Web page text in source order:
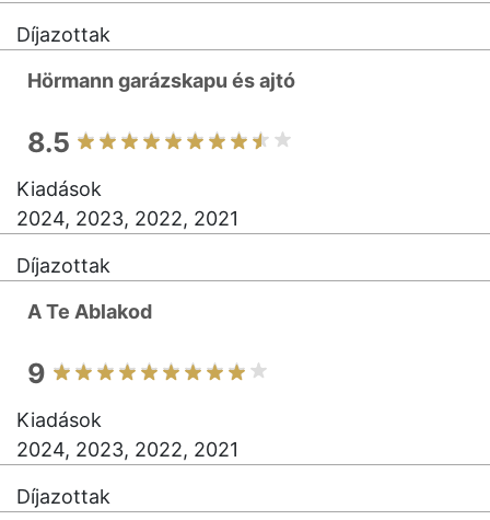
Díjazottak
Hörmann garázskapu és ajtó
8.5
Kiadások
2024, 2023, 2022, 2021
Díjazottak
A Te Ablakod
9
Kiadások
2024, 2023, 2022, 2021
Díjazottak